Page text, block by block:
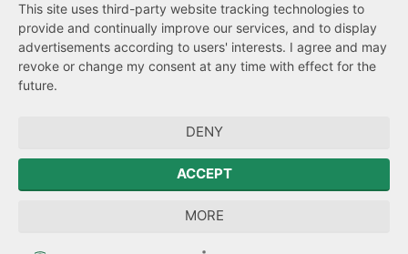
Legal details
Datenschutz
How to get here
Zum Sächsischen Landtag
Der Sächsische Ausländerbeauftragte
Sächsische Landesbeauftragte zur Aufarbeitung der SED-
This site uses third-party website tracking technologies to
provide and continually improve our services, and to display
advertisements according to users' interests. I agree and may
revoke or change my consent at any time with effect for the
future.
DENY
ACCEPT
MORE